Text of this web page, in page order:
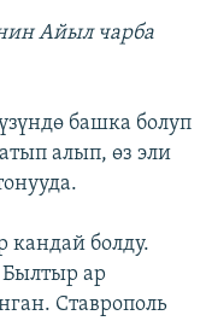
Айыл чарба
башка болуп
алып, өз эли
болду.
ар
Ставрополь